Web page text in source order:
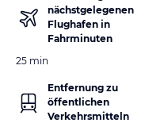
nächstgelegenen
Flughafen in
Fahrminuten
25 min
Entfernung zu
öffentlichen
Verkehrsmitteln